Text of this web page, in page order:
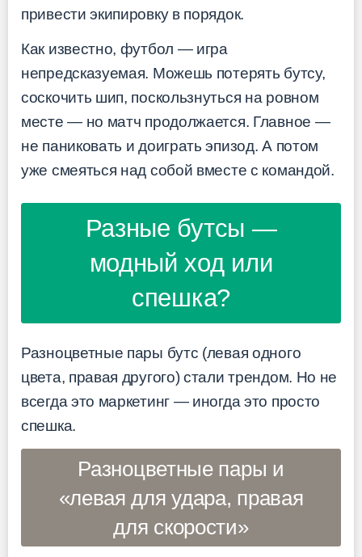
привести экипировку в порядок.
Как известно, футбол — игра
непредсказуемая. Можешь потерять бутсу,
соскочить шип, поскользнуться на ровном
месте — но матч продолжается. Главное —
не паниковать и доиграть эпизод. А потом
уже смеяться над собой вместе с командой.
Разные бутсы —
модный ход или
спешка?
Разноцветные пары бутс (левая одного
цвета, правая другого) стали трендом. Но не
всегда это маркетинг — иногда это просто
спешка.
Разноцветные пары и
«левая для удара, правая
для скорости»